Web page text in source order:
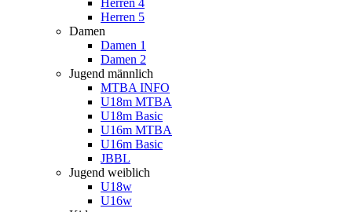
Herren 4
Herren 5
Damen
Damen 1
Damen 2
Jugend männlich
MTBA INFO
U18m MTBA
U18m Basic
U16m MTBA
U16m Basic
JBBL
Jugend weiblich
U18w
U16w